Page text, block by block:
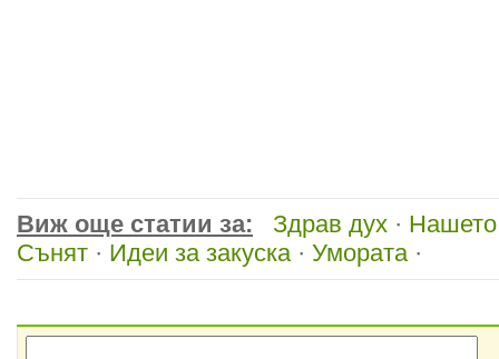
Виж още статии за: Здрав дух ·
Сънят · Идеи за закуска· Умората·